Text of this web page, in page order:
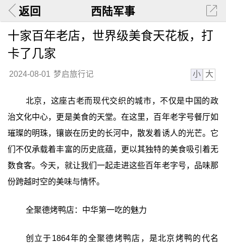
返回 西陆军事
十家百年老店，世界级美食天花板，打
卡了几家
2024-08-01 梦启旅行记 小 大
北京，这座古老而现代交织的城市，不仅是中国的政
治文化中心，更是美食的天堂。在这里，百年老字号餐厅如
璀璨的明珠，镶嵌在历史的长河中，散发着诱人的光芒。它
们不仅承载着丰富的历史底蕴，更以其独特的美食吸引着无
数食客。今天，就让我们一起走进这些百年老字号，品味那
份跨越时空的美味与情怀。
全聚德烤鸭店：中华第一吃的魅力
创立于1864年的全聚德烤鸭店，是北京烤鸭的代名